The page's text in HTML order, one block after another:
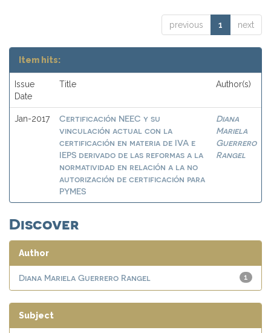
previous 1 next
Item hits:
Issue
Date
Title Author(s)
Jan-2017
Certificación NEEC y su
vinculación actual con la
certificación en materia de IVA e
IEPS derivado de las reformas a la
normatividad en relación a la no
autorización de certificación para
PYMES
Diana
Mariela
Guerrero
Rangel
Discover
Author
1
Diana Mariela Guerrero Rangel
Subject